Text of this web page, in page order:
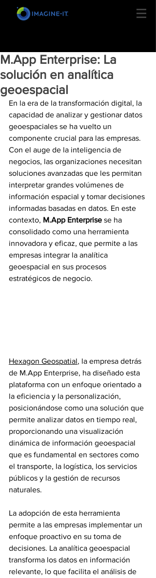
M.App Enterprise: La
solución en analítica
geoespacial
En la era de la transformación digital, la
capacidad de analizar y gestionar datos
geoespaciales se ha vuelto un
componente crucial para las empresas.
Con el auge de la inteligencia de
negocios, las organizaciones necesitan
soluciones avanzadas que les permitan
interpretar grandes volúmenes de
información espacial y tomar decisiones
informadas basadas en datos. En este
contexto, M.App Enterprise se ha
consolidado como una herramienta
innovadora y eficaz, que permite a las
empresas integrar la analítica
geoespacial en sus procesos
estratégicos de negocio.
Hexagon Geospatial, la empresa detrás
de M.App Enterprise, ha diseñado esta
plataforma con un enfoque orientado a
la eficiencia y la personalización,
posicionándose como una solución que
permite analizar datos en tiempo real,
proporcionando una visualización
dinámica de información geoespacial
que es fundamental en sectores como
el transporte, la logística, los servicios
públicos y la gestión de recursos
naturales.
La adopción de esta herramienta
permite a las empresas implementar un
enfoque proactivo en su toma de
decisiones. La analítica geoespacial
transforma los datos en información
relevante, lo que facilita el análisis de